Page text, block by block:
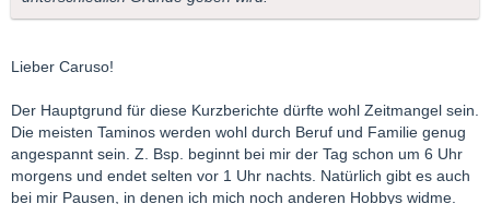
Lieber Caruso!
Der Hauptgrund für diese Kurzberichte dürfte wohl Zeitmangel sein.
Die meisten Taminos werden wohl durch Beruf und Familie genug
angespannt sein. Z. Bsp. beginnt bei mir der Tag schon um 6 Uhr
morgens und endet selten vor 1 Uhr nachts. Natürlich gibt es auch
bei mir Pausen, in denen ich mich noch anderen Hobbys widme.